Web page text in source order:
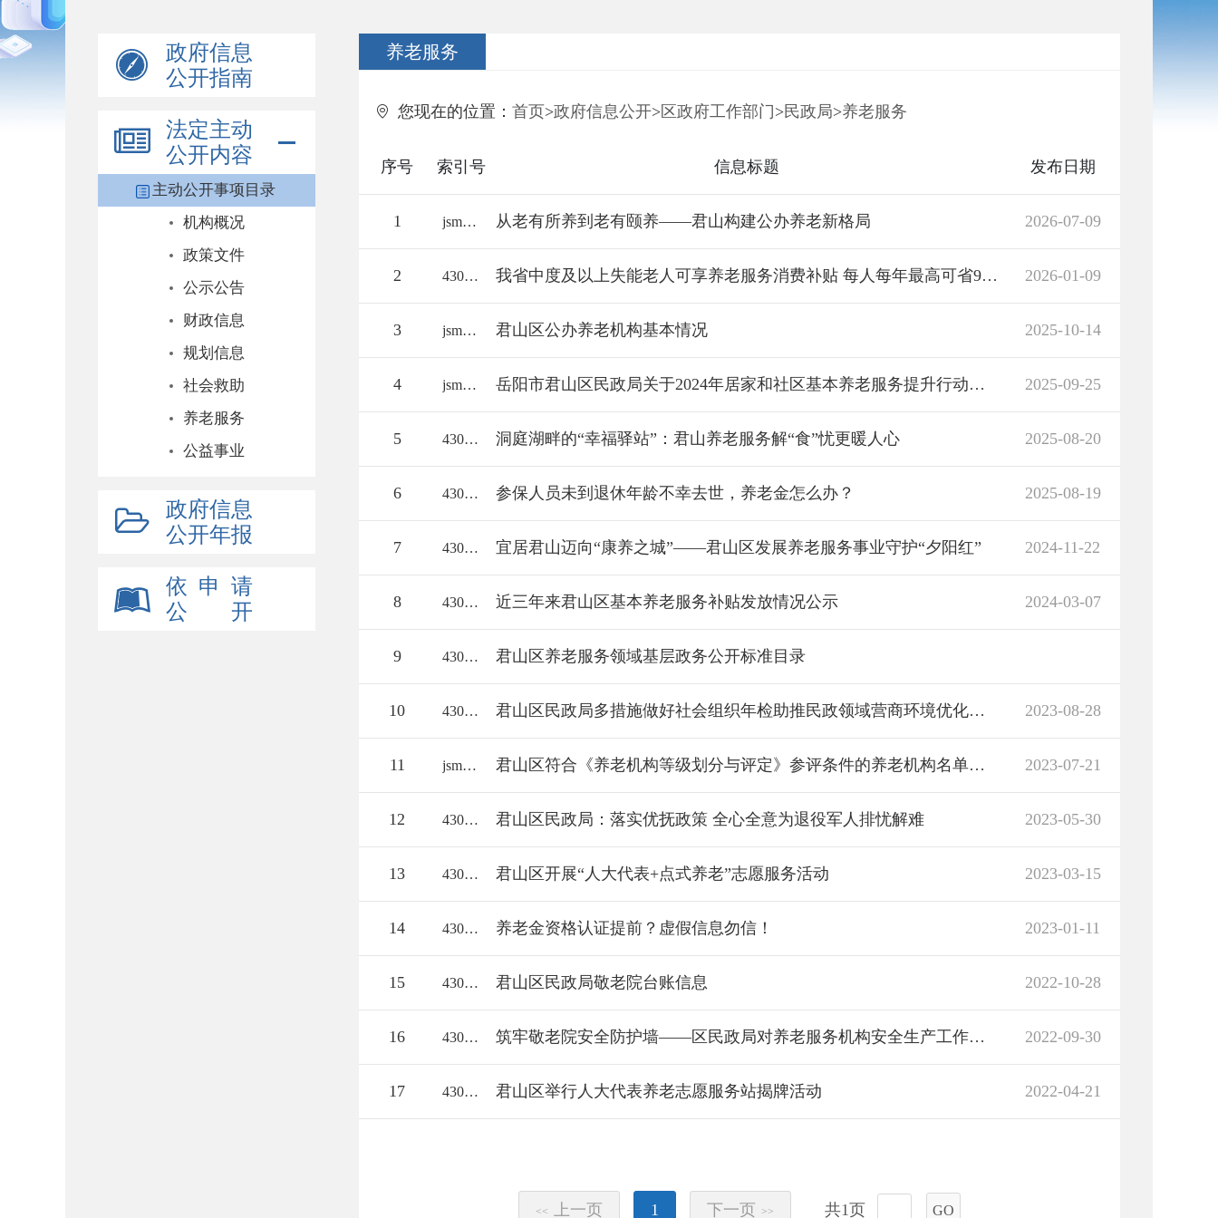
政府信息
公开指南
法定主动
公开内容
主动公开事项目录
机构概况
政策文件
公示公告
财政信息
规划信息
社会救助
养老服务
公益事业
政府信息
公开年报
依 申 请
公 开
养老服务
您现在的位置： 首页>政府信息公开>区政府工作部门>民政局>养老服务
序号 索引号 信息标题 发布日期
1 jsmzj/2026-2388070 从老有所养到老有颐养——君山构建公办养老新格局 2026-07-09
2 43060018112/2026-2352400 我省中度及以上失能老人可享养老服务消费补贴 每人每年最高可省9600元 2026-01-09
3 jsmzj/2025-2320846 君山区公办养老机构基本情况 2025-10-14
4 jsmzj/2025-2316538 岳阳市君山区民政局关于2024年居家和社区基本养老服务提升行动项目开展情况的公示 2025-09-25
5 43060018112/2025-2309064 洞庭湖畔的“幸福驿站”：君山养老服务解“食”忧更暖人心 2025-08-20
6 43060018112/2025-2308763 参保人员未到退休年龄不幸去世，养老金怎么办？ 2025-08-19
7 43060018112/2024-2251027 宜居君山迈向“康养之城”——君山区发展养老服务事业守护“夕阳红” 2024-11-22
8 43060018112/2024-2169505 近三年来君山区基本养老服务补贴发放情况公示 2024-03-07
9 43060018112/2023-2113991 君山区养老服务领域基层政务公开标准目录
10 43060018112/2023-2115046 君山区民政局多措施做好社会组织年检助推民政领域营商环境优化提升 2023-08-28
11 jsmzj/2023-2092443 君山区符合《养老机构等级划分与评定》参评条件的养老机构名单公示（一、二级） 2023-07-21
12 43060018112/2023-2115049 君山区民政局：落实优抚政策 全心全意为退役军人排忧解难 2023-05-30
13 43060018112/2023-2044618 君山区开展“人大代表+点式养老”志愿服务活动 2023-03-15
14 43060018112/2023-2027766 养老金资格认证提前？虚假信息勿信！ 2023-01-11
15 43060018112/2022-2002543 君山区民政局敬老院台账信息 2022-10-28
16 43060018112/2022-2012679 筑牢敬老院安全防护墙——区民政局对养老服务机构安全生产工作再督查 2022-09-30
17 43060018112/2022-1931666 君山区举行人大代表养老志愿服务站揭牌活动 2022-04-21
<< 上一页 1 下一页 >> 共1页 GO